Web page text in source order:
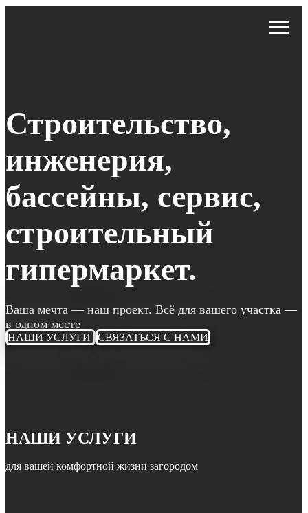
Строительство,
инженерия,
бассейны, сервис,
строительный
гипермаркет.
Ваша мечта — наш проект. Всё для вашего участка —
в одном месте
НАШИ УСЛУГИ СВЯЗАТЬСЯ С НАМИ
НАШИ УСЛУГИ
для вашей комфортной жизни загородом